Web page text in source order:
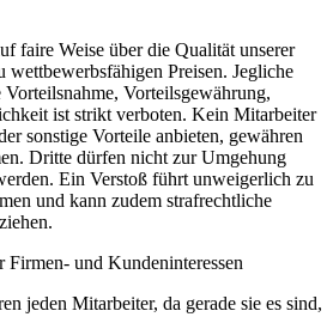
faire Weise über die Qualität unserer
Preisen. Jegliche
Vorteilsgewährung,
ist strikt verboten. Kein Mitarbeiter
sonstige Vorteile anbieten, gewähren
Dritte dürfen nicht zur Umgehung
Ein Verstoß führt unweigerlich zu
und kann zudem strafrechtliche
Firmen- und Kundeninteressen
jeden Mitarbeiter, da gerade sie es sind,